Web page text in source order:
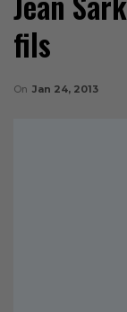
fils
On Jan 24, 2013